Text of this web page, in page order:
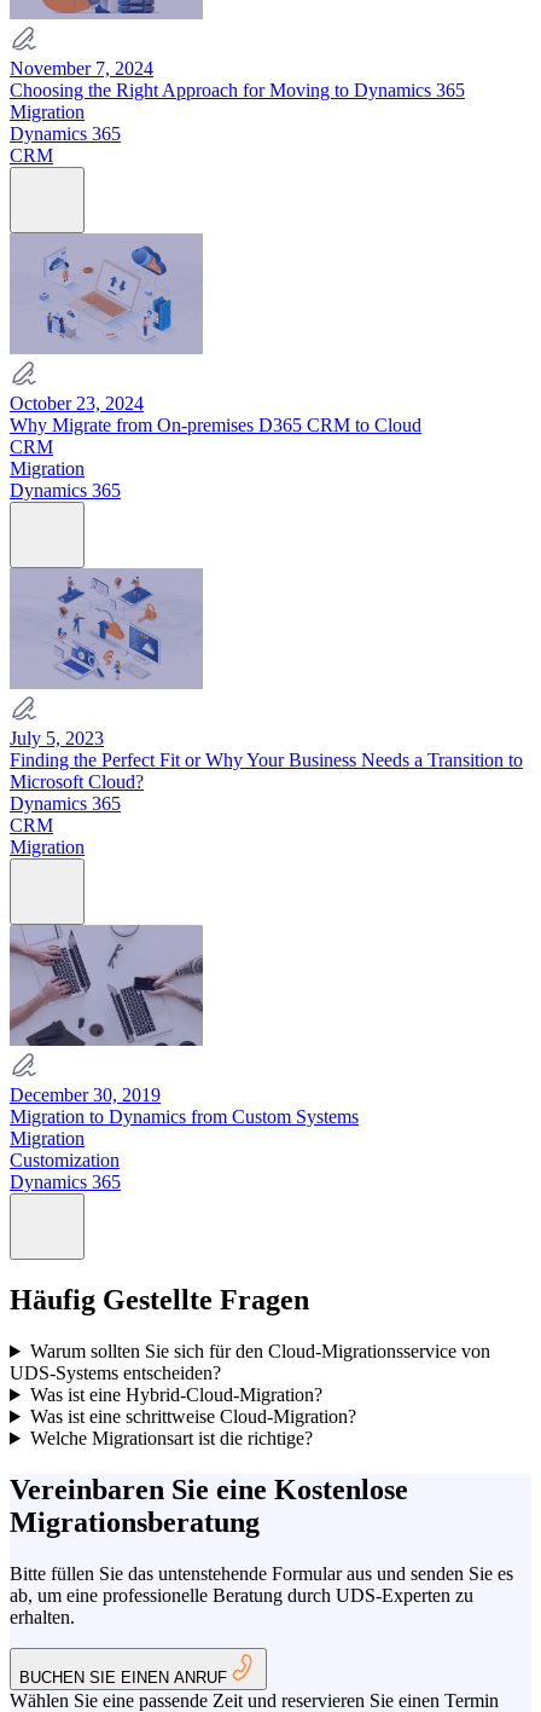
November 7, 2024
Choosing the Right Approach for Moving to Dynamics 365
Migration
Dynamics 365
CRM
October 23, 2024
Why Migrate from On-premises D365 CRM to Cloud
CRM
Migration
Dynamics 365
July 5, 2023
Finding the Perfect Fit or Why Your Business Needs a Transition to
Microsoft Cloud?
Dynamics 365
CRM
Migration
December 30, 2019
Migration to Dynamics from Custom Systems
Migration
Customization
Dynamics 365
Häufig Gestellte Fragen
Warum sollten Sie sich für den Cloud-Migrationsservice von
UDS-Systems entscheiden?
Was ist eine Hybrid-Cloud-Migration?
Was ist eine schrittweise Cloud-Migration?
Welche Migrationsart ist die richtige?
Vereinbaren Sie eine Kostenlose
Migrationsberatung
Bitte füllen Sie das untenstehende Formular aus und senden Sie es
ab, um eine professionelle Beratung durch UDS-Experten zu
erhalten.
BUCHEN SIE EINEN ANRUF
Wählen Sie eine passende Zeit und reservieren Sie einen Termin